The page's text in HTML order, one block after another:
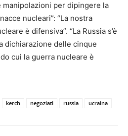
manipolazioni per dipingere la
nucleari”: “La nostra
è difensiva”. “La Russia s’è
dichiarazione delle cinque
cui la guerra nucleare è
kerch negoziati russia ucraina